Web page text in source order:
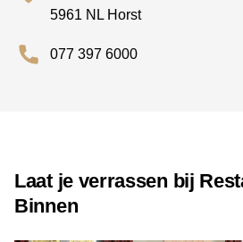
5961 NL Horst
077 397 6000
Laat je verrassen bij
Binnen